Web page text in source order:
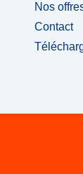
Nos
Contact